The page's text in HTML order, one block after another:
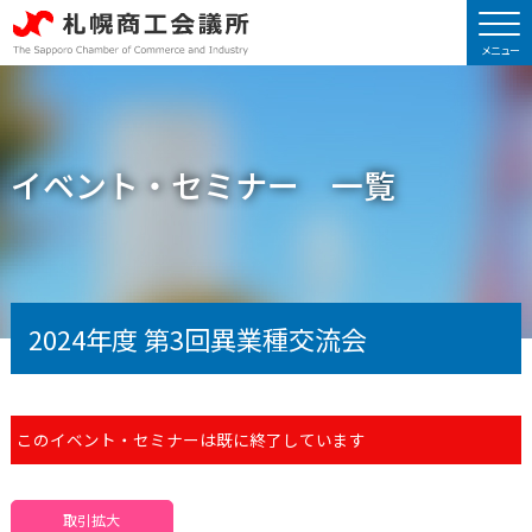
イベント・セミナー 一覧
2024年度 第3回異業種交流会
このイベント・セミナーは既に終了しています
取引拡大